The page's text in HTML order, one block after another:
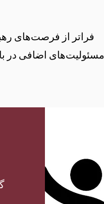
فراتر از فرصت‌های
مسئولیت‌های اضافی در